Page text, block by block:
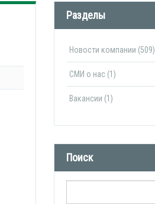
Разделы
Новости компании (509)
СМИ о нас (1)
Вакансии (1)
Поиск